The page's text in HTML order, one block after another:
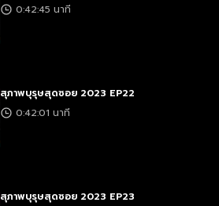
0:42:45 นาที
สุภาพบุรุษสุดซอย 2023 EP22
0:42:01 นาที
สุภาพบุรุษสุดซอย 2023 EP23